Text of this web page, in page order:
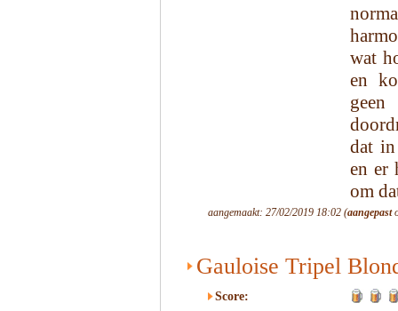
wat
en
geen
dat
en er
om
aangemaakt: 27/02/2019 18:02 (aangepast
Gauloise Tripel
Score: